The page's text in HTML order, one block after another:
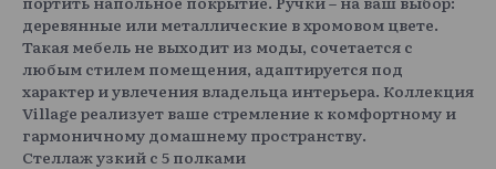
деревянные или металлические в хромовом цвете.
Такая мебель не выходит из моды, сочетается с
любым стилем помещения, адаптируется под
характер и увлечения владельца интерьера. Коллекция
Village реализует ваше стремление к комфортному и
гармоничному домашнему пространству.
Стеллаж узкий с 5 полками